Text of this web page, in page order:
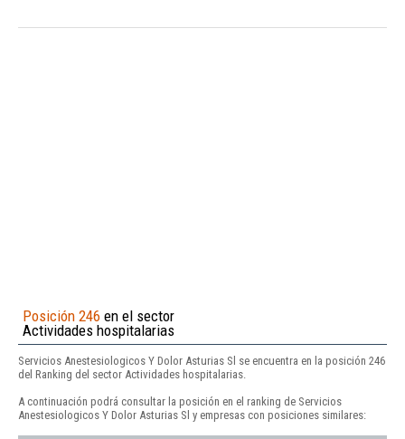
Posición 246 en el sector
Actividades hospitalarias
Servicios Anestesiologicos Y Dolor Asturias Sl se encuentra en la posición 246
del Ranking del sector Actividades hospitalarias.
A continuación podrá consultar la posición en el ranking de Servicios
Anestesiologicos Y Dolor Asturias Sl y empresas con posiciones similares: